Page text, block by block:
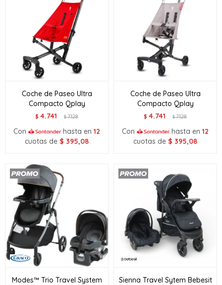
Coche de Paseo Ultra
Compacto Qplay
$ 4.741 $7.128
Con hasta en 12
cuotas de $ 395,08
Coche de Paseo Ultra
Compacto Qplay
$ 4.741 $7.128
Con hasta en 12
cuotas de $ 395,08
Modes™ Trio Travel System
Sienna Travel Sytem Bebesit